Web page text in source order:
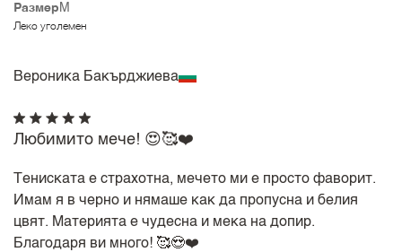
Размер M
Леко уголемен
Вероника Бакърджиева
Любимито мече! 😍🥰❤️
Тениската е страхотна, мечето ми е просто фаворит.
Имам я в черно и нямаше как да пропусна и белия
цвят. Материята е чудесна и мека на допир.
Благодаря ви много! 🥰😍❤️